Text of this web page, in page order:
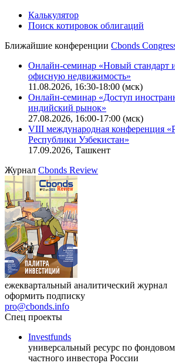
IT-аккредитация
Поиск котировок облигаций
Ближайшие конференцииCbonds Congress
Онлайн-семинар «Новый стандарт
офисную недвижимость»
11.08.2026, 16:30-18:00 (мск)
Онлайн-семинар «Доступ
индийский рынок»
VIII международная конференция
Республики Узбекистан»
17.09.2026, Ташкент
ЖурналCbonds Review
ежеквартальный аналитический журнал
оформить подписку
pro@cbonds.info
Спец проекты